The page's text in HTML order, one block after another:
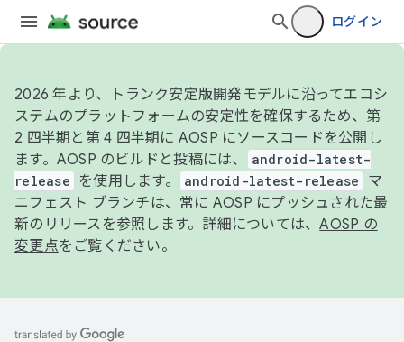
ログイン
2026 年より、トランク安定版開発モデルに沿ってエコシ
ステムのプラットフォームの安定性を確保するため、第
2 四半期と第 4 四半期に AOSP にソースコードを公開し
ます。AOSP のビルドと投稿には、
android-latest-
release
を使用します。 android-latest-release
マ
ニフェスト ブランチは、常に AOSP にプッシュされた最
新のリリースを参照します。詳細については、AOSP の
変更点をご覧ください。